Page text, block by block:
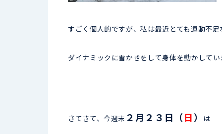
すごく個人的ですが、私は最近とても運動不足
ダイナミックに雪かきをして身体を動かしてい
さてさて、今週末 ２月２３日（日） は